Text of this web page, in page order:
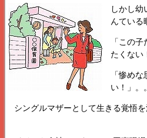
しかし幼
んている
「この
たくない
「惨め
い！」。
シングルマザーとして生きる覚悟を